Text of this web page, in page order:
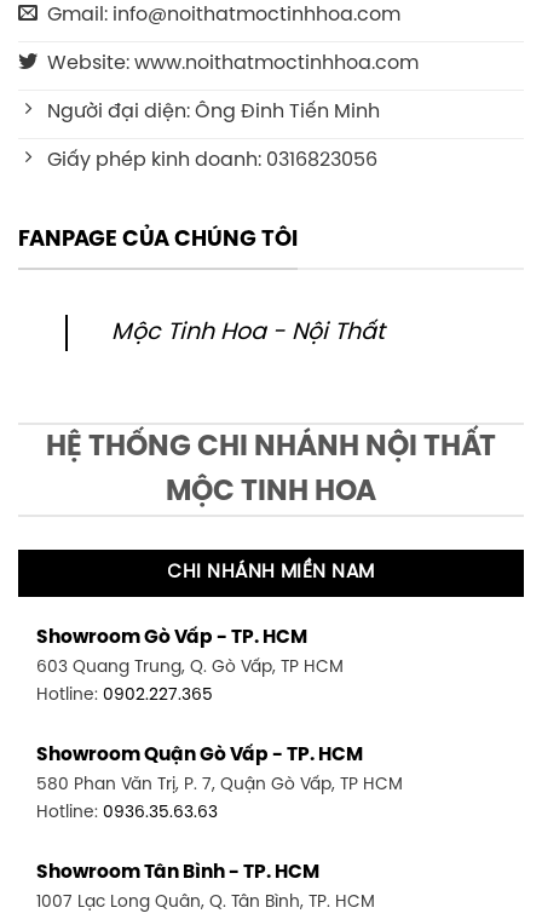
Gmail: info@noithatmoctinhhoa.com
Website: www.noithatmoctinhhoa.com
Người đại diện: Ông Đinh Tiến Minh
Giấy phép kinh doanh: 0316823056
FANPAGE CỦA CHÚNG TÔI
Mộc Tinh Hoa - Nội Thất
HỆ THỐNG CHI NHÁNH NỘI THẤT
MỘC TINH HOA
CHI NHÁNH MIỀN NAM
Showroom Gò Vấp - TP. HCM
603 Quang Trung, Q. Gò Vấp, TP HCM
Hotline: 0902.227.365
Showroom Quận Gò Vấp - TP. HCM
580 Phan Văn Trị, P. 7, Quận Gò Vấp, TP HCM
Hotline: 0936.35.63.63
Showroom Tân Bình - TP. HCM
1007 Lạc Long Quân, Q. Tân Bình, TP. HCM